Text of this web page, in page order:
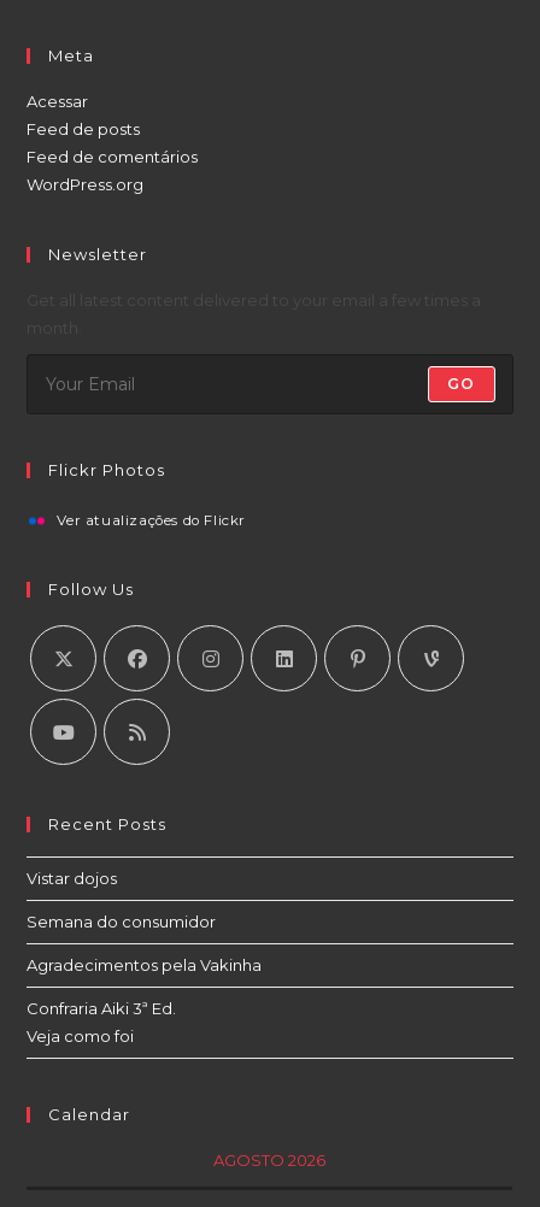
Meta
Acessar
Feed de posts
Feed de comentários
WordPress.org
Newsletter
GO
Flickr Photos
Ver atualizações do Flickr
Follow Us
Recent Posts
Vistar dojos
Semana do consumidor
Agradecimentos pela Vakinha
Confraria Aiki 3ª Ed.
Veja como foi
Calendar
AGOSTO 2026